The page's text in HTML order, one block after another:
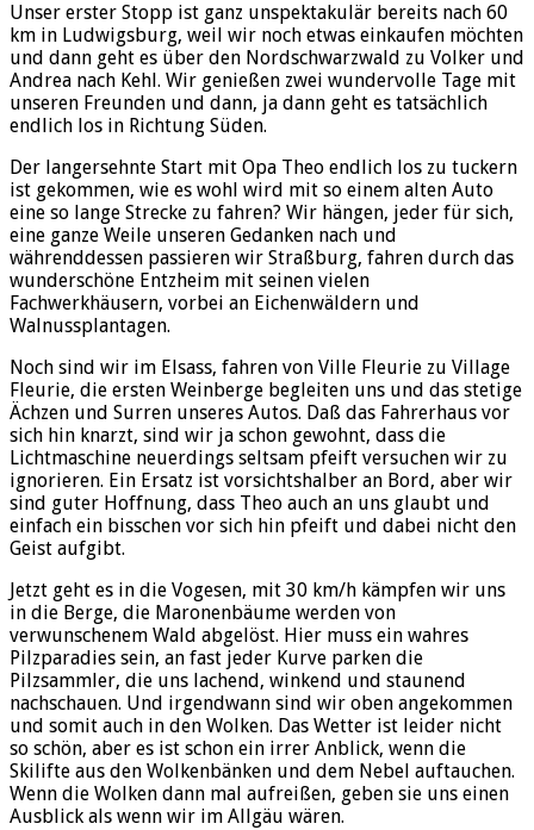
Unser erster Stopp ist ganz unspektakulär bereits nach 60
km in Ludwigsburg, weil wir noch etwas einkaufen möchten
und dann geht es über den Nordschwarzwald zu Volker und
Andrea nach Kehl. Wir genießen zwei wundervolle Tage mit
unseren Freunden und dann, ja dann geht es tatsächlich
endlich los in Richtung Süden.
Der langersehnte Start mit Opa Theo endlich los zu tuckern
ist gekommen, wie es wohl wird mit so einem alten Auto
eine so lange Strecke zu fahren? Wir hängen, jeder für sich,
eine ganze Weile unseren Gedanken nach und
währenddessen passieren wir Straßburg, fahren durch das
wunderschöne Entzheim mit seinen vielen
Fachwerkhäusern, vorbei an Eichenwäldern und
Walnussplantagen.
Noch sind wir im Elsass, fahren von Ville Fleurie zu Village
Fleurie, die ersten Weinberge begleiten uns und das stetige
Ächzen und Surren unseres Autos. Daß das Fahrerhaus vor
sich hin knarzt, sind wir ja schon gewohnt, dass die
Lichtmaschine neuerdings seltsam pfeift versuchen wir zu
ignorieren. Ein Ersatz ist vorsichtshalber an Bord, aber wir
sind guter Hoffnung, dass Theo auch an uns glaubt und
einfach ein bisschen vor sich hin pfeift und dabei nicht den
Geist aufgibt.
Jetzt geht es in die Vogesen, mit 30 km/h kämpfen wir uns
in die Berge, die Maronenbäume werden von
verwunschenem Wald abgelöst. Hier muss ein wahres
Pilzparadies sein, an fast jeder Kurve parken die
Pilzsammler, die uns lachend, winkend und staunend
nachschauen. Und irgendwann sind wir oben angekommen
und somit auch in den Wolken. Das Wetter ist leider nicht
so schön, aber es ist schon ein irrer Anblick, wenn die
Skilifte aus den Wolkenbänken und dem Nebel auftauchen.
Wenn die Wolken dann mal aufreißen, geben sie uns einen
Ausblick als wenn wir im Allgäu wären.